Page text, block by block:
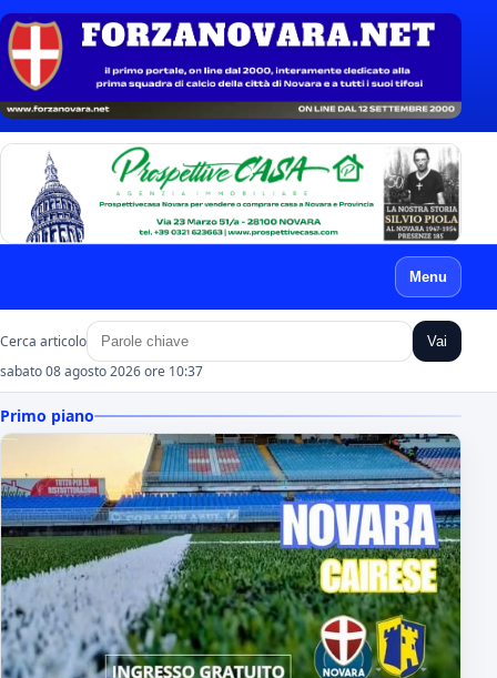
Menu
Cerca articolo Vai
sabato 08 agosto 2026 ore 10:37
Primo piano